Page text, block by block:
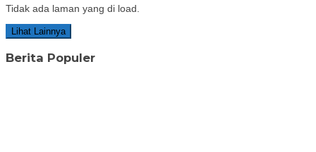
Tidak ada laman yang di load.
Lihat Lainnya
Berita Populer